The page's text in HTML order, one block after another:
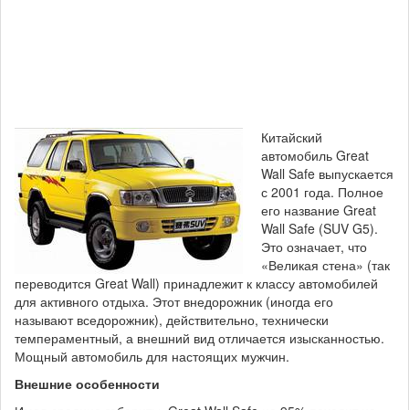
Китайский
автомобиль Great
Wall Safe выпускается
с 2001 года. Полное
его название Great
Wall Safe (SUV G5).
Это означает, что
«Великая стена» (так
переводится Great Wall) принадлежит к классу автомобилей
для активного отдыха. Этот внедорожник (иногда его
называют вседорожник), действительно, технически
темпераментный, а внешний вид отличается изысканностью.
Мощный автомобиль для настоящих мужчин.
Внешние особенности